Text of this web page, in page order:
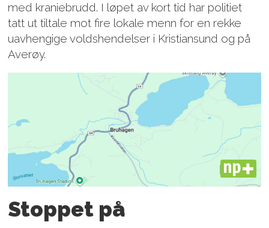
med kraniebrudd. I løpet av kort tid har politiet
tatt ut tiltale mot fire lokale menn for en rekke
uavhengige voldshendelser i Kristiansund og på
Averøy.
PLUS
Stoppet på